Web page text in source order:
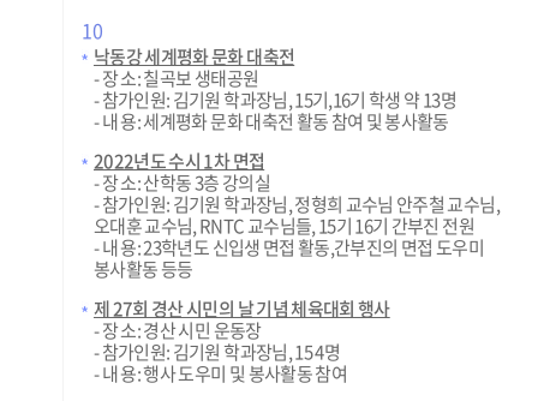
10
낙동강 세계평화 문화 대축전
- 장 소: 칠곡보 생태공원
- 참가인원: 김기원 학과장님, 15기,16기 학생 약 13명
- 내 용: 세계평화 문화 대축전 활동 참여 및 봉사활동
2022년도 수시 1차 면접
- 장 소: 산학동 3층 강의실
- 참가인원: 김기원 학과장님, 정형희 교수님 안주철 교수님,
오대훈 교수님, RNTC 교수님들, 15기 16기 간부진 전원
- 내 용: 23학년도 신입생 면접 활동,간부진의 면접 도우미
봉사활동 등등
제 27회 경산 시민의 날 기념 체육대회 행사
- 장 소: 경산 시민 운동장
- 참가인원: 김기원 학과장님, 15 4명
- 내 용: 행사 도우미 및 봉사활동 참여